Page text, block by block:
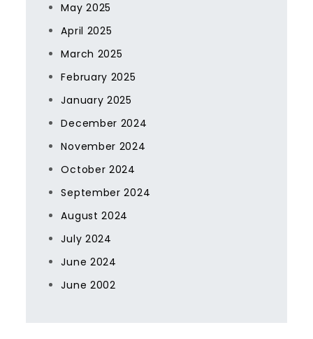
May 2025
April 2025
March 2025
February 2025
January 2025
December 2024
November 2024
October 2024
September 2024
August 2024
July 2024
June 2024
June 2002